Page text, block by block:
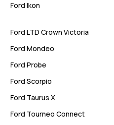
Ford Ikon
Ford LTD Crown Victoria
Ford Mondeo
Ford Probe
Ford Scorpio
Ford Taurus X
Ford Tourneo Connect